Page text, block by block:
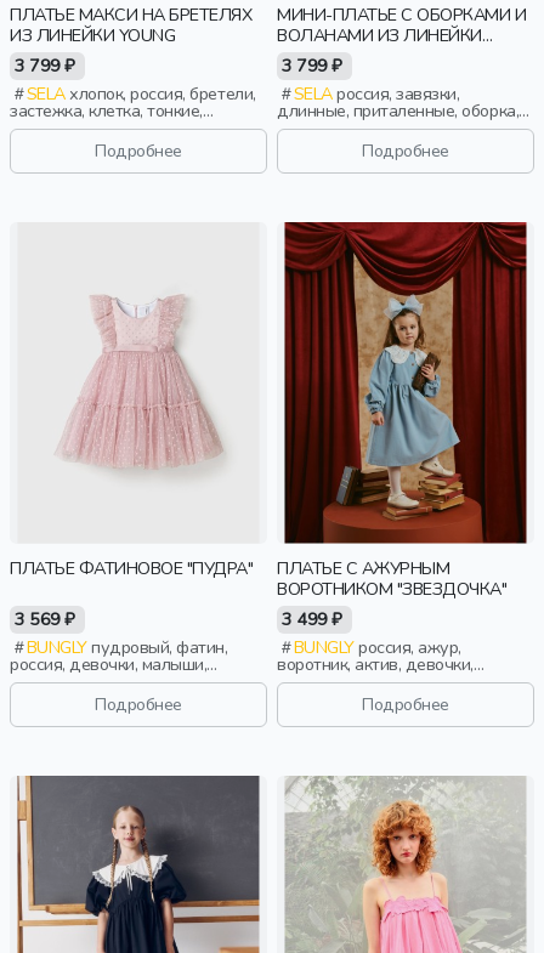
ПЛАТЬЕ МАКСИ НА БРЕТЕЛЯХ
ИЗ ЛИНЕЙКИ YOUNG
3 799 ₽
SELAхлопок, россия, бретели,
застежка, клетка, тонкие,
девочки, старшеклассники, дети
Подробнее
МИНИ-ПЛАТЬЕ С ОБОРКАМИ И
ВОЛАНАМИ ИЗ ЛИНЕЙКИ
YOUNG
3 799 ₽
SELAроссия, завязки,
длинные, приталенные, оборка,
воланы, манжета, вырез, пояс,
сборки, девочки,
старшеклассники, дети
Подробнее
ПЛАТЬЕ ФАТИНОВОЕ "ПУДРА"
3 569 ₽
BUNGLYпудровый, фатин,
россия, девочки, малыши,
дошкольники, дети
Подробнее
ПЛАТЬЕ С АЖУРНЫМ
ВОРОТНИКОМ "ЗВЕЗДОЧКА"
3 499 ₽
BUNGLYроссия, ажур,
воротник, актив, девочки,
малыши, дошкольники, дети
Подробнее